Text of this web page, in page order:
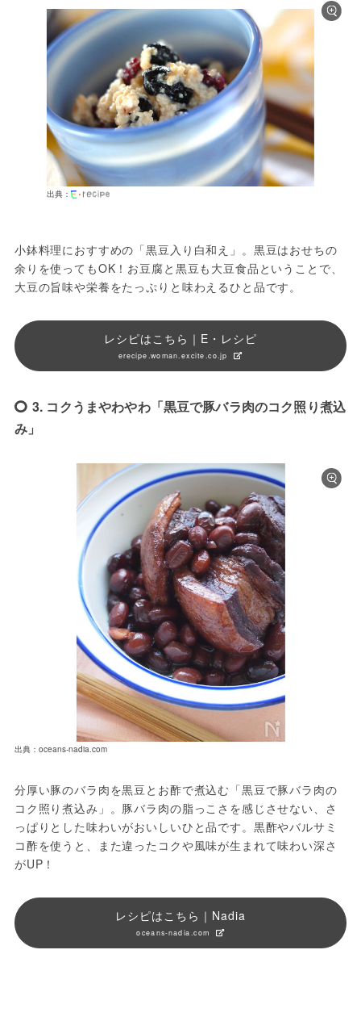
出典：
小鉢料理におすすめの「黒豆入り白和え」。黒豆はおせちの
余りを使ってもOK！お豆腐と黒豆も大豆食品ということで、
大豆の旨味や栄養をたっぷりと味わえるひと品です。
レシピはこちら｜E・レシピ
erecipe.woman.excite.co.jp
3. コクうまやわやわ「黒豆で豚バラ肉のコク照り煮込
み」
出典：oceans-nadia.com
分厚い豚のバラ肉を黒豆とお酢で煮込む「黒豆で豚バラ肉の
コク照り煮込み」。豚バラ肉の脂っこさを感じさせない、さ
っぱりとした味わいがおいしいひと品です。黒酢やバルサミ
コ酢を使うと、また違ったコクや風味が生まれて味わい深さ
がUP！
レシピはこちら｜Nadia
oceans-nadia.com